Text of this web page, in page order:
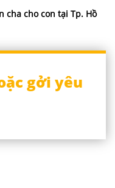
cha cho con tại Tp. Hồ
gởi yêu